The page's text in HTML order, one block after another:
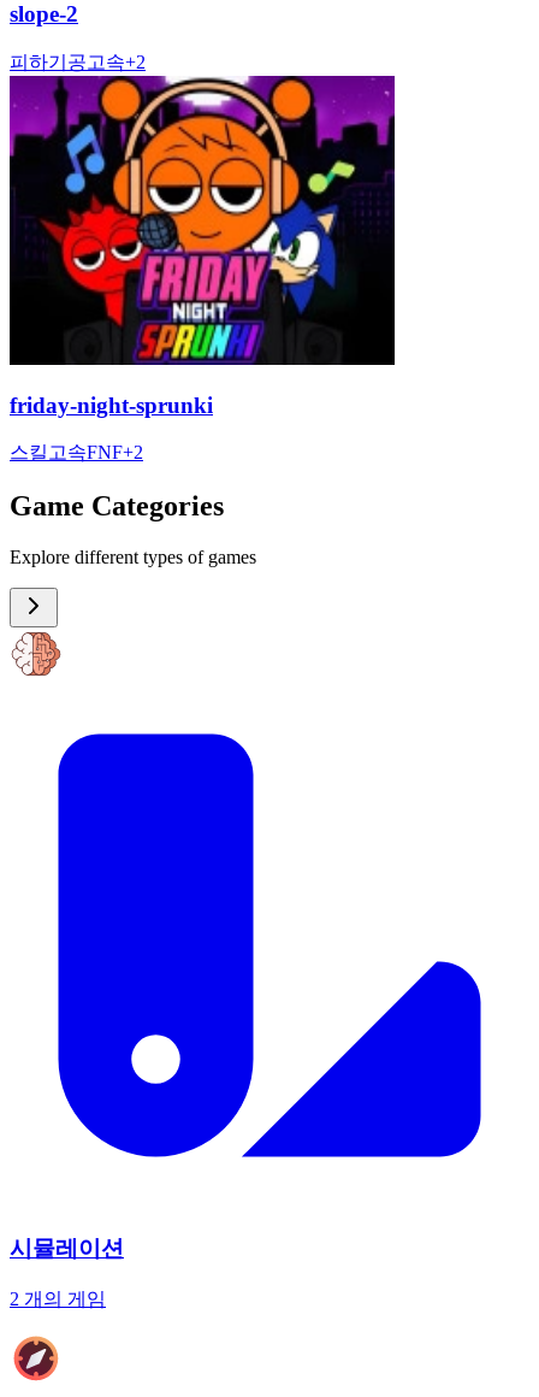
slope-2
피하기 공고속+2
friday-night-sprunki
스킬고속FNF+2
Game Categories
Explore different types of games
시뮬레이션
2 개의 게임